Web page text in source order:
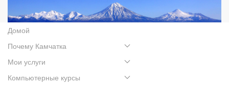
Домой
Почему Камчатка
Мои услуги
Компьютерные курсы